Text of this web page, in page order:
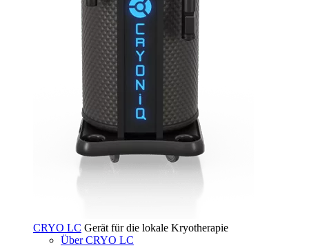
CRYO LC Gerät für die lokale Kryotherapie
Über CRYO LC